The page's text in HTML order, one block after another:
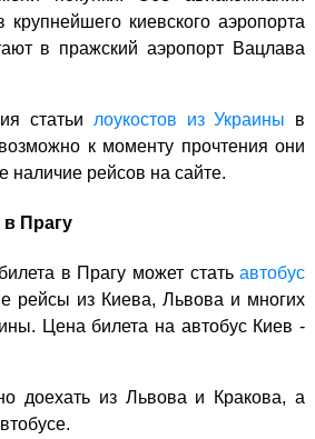
киевского аэропорта
в пражский аэропорт Вацлава
статьи лоукостов из Украины в
к моменту прочтения они
наличие рейсов на сайте.
Прагу
в Прагу может статьавтобус
рейсы из Киева, Львова и многих
Цена билета на автобус Киев -
доехать из Львова и Кракова, а